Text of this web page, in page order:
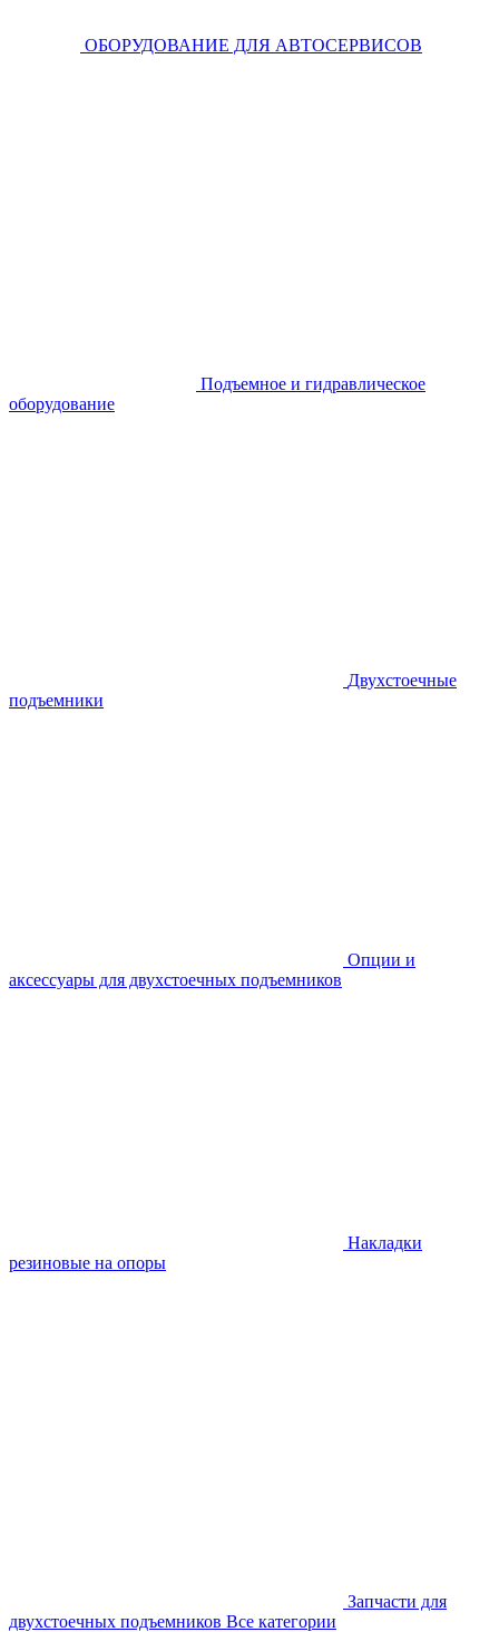
ОБОРУДОВАНИЕ ДЛЯ АВТОСЕРВИСОВ
Подъемное и гидравлическое
оборудование
Двухстоечные
подъемники
Опции и
аксессуары для двухстоечных подъемников
Накладки
резиновые на опоры
Запчасти для
двухстоечных подъемников Все категории